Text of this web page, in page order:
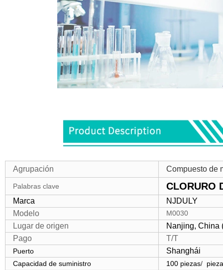
Agrupación Compuesto de
Palabras clave CLORURO
Marca
NJDULY
Modelo
M0030
Lugar de origen
Nanjing, China
Pago
T/T
Puerto Shanghái
Capacidad de suministro 100 piezas/